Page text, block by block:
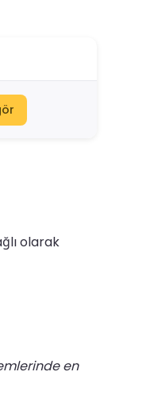
olarak
en